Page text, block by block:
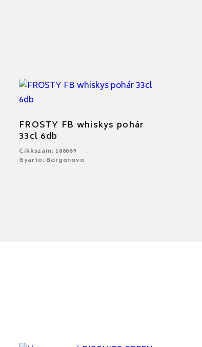
FROSTY FB whiskys pohár
33cl 6db
Cikkszám: 186069
Gyártó: Borgonovo